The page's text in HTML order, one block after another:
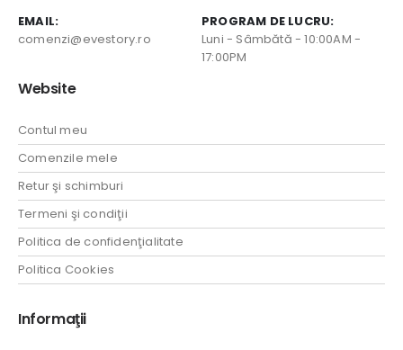
EMAIL:
comenzi@evestory.ro
PROGRAM DE LUCRU:
Luni - Sâmbătă - 10:00AM -
17:00PM
Website
Contul meu
Comenzile mele
Retur şi schimburi
Termeni şi condiţii
Politica de confidenţialitate
Politica Cookies
Informaţii